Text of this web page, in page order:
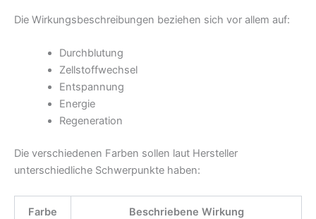
Die Wirkungsbeschreibungen beziehen sich vor allem auf:
Durchblutung
Zellstoffwechsel
Entspannung
Energie
Regeneration
Die verschiedenen Farben sollen laut Hersteller
unterschiedliche Schwerpunkte haben:
Farbe Beschriebene Wirkung